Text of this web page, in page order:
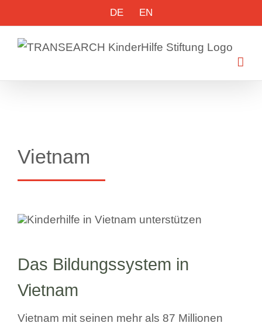
to
content
DE EN
Vietnam
Das Bildungssystem in
Vietnam
Vietnam mit seinen mehr als 87 Millionen